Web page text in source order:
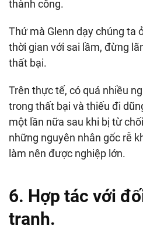
thành công.
Thứ mà Glenn dạy chúng ta
thời gian với sai lầm, đừng
thất bại.
Trên thực tế, có quá nhiều
trong thất bại và thiếu đi
một lần nữa sau khi bị từ
những nguyên nhân gốc rễ
làm nên được nghiệp lớn.
6. Hợp tác với
tranh.